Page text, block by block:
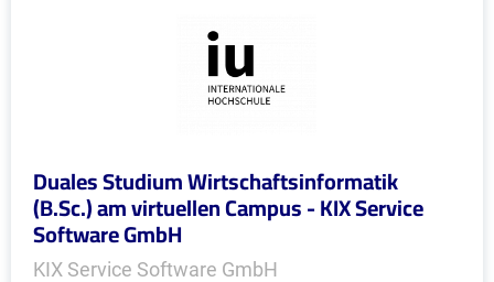
Duales Studium Wirtschaftsinformatik
(B.Sc.) am virtuellen Campus - KIX Service
Software GmbH
KIX Service Software GmbH